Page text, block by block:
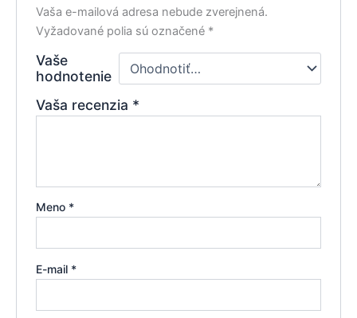
Vaša e-mailová adresa nebude zverejnená.
Vyžadované polia sú označené *
Vaše
hodnotenie
Vaša recenzia *
Meno *
E-mail *